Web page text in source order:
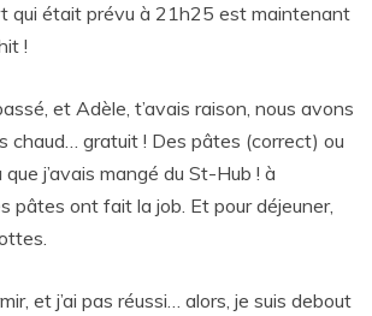
qui était prévu à 21h25 est maintenant
!
et Adèle, t’avais raison, nous avons
chaud… gratuit ! Des pâtes (correct) ou
j’avais mangé du St-Hub ! à
pâtes ont fait la job. Et pour déjeuner,
et j’ai pas réussi… alors, je suis debout